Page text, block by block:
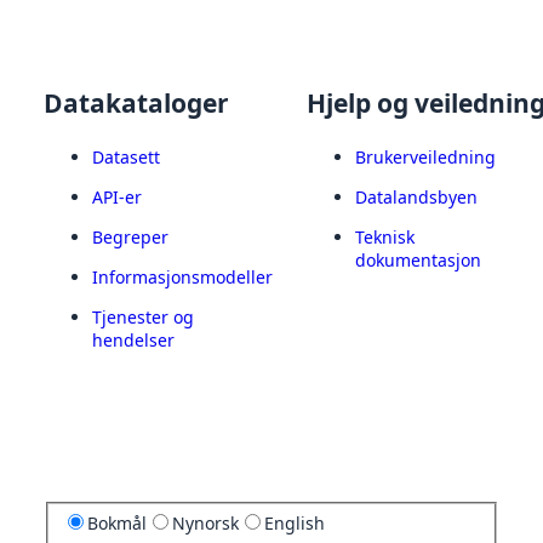
Datakataloger
Datasett
API-er
Begreper
Informasjonsmodeller
Tjenester og
hendelser
Hjelp og
Brukerveiledning
Datalandsbyen
Teknisk
dokumentasjon
Bokmål Nynorsk English